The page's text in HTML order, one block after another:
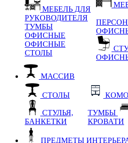
МЕБЕЛЬ ДЛЯ
РУКОВОДИТЕЛЯ
ТУМБЫ
ОФИСНЫЕ
ОФИСНЫЕ
СТОЛЫ
МАССИВ
СТОЛЫ
СТУЛЬЯ,
БАНКЕТКИ
ТУМБЫ
КРОВАТИ
ПРЕДМЕТЫ